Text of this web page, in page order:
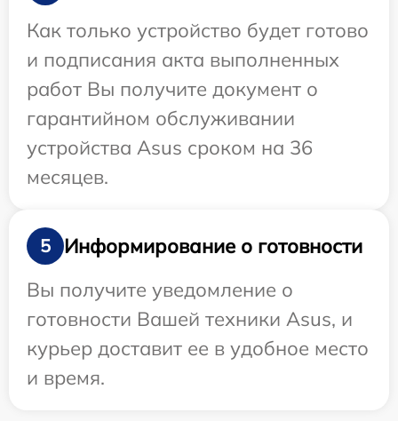
Как только устройство будет готово
и подписания акта выполненных
работ Вы получите документ о
гарантийном обслуживании
устройства Asus сроком на 36
месяцев.
5
Информирование о готовности
Вы получите уведомление о
готовности Вашей техники Asus, и
курьер доставит ее в удобное место
и время.